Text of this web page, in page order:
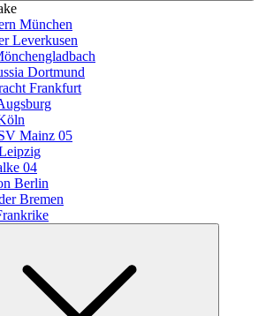
München
Leverkusen
Dortmund
Frankfurt
Mainz 05
04
Berlin
Bremen